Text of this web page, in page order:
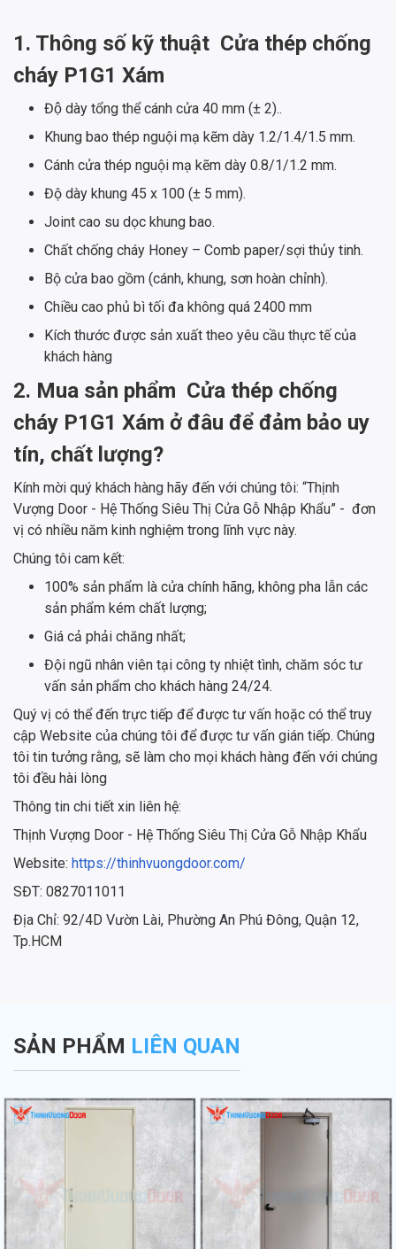
1. Thông số kỹ thuật Cửa thép chống
cháy P1G1 Xám
Độ dày tổng thể cánh cửa 40 mm (± 2)..
Khung bao thép nguội mạ kẽm dày 1.2/1.4/1.5 mm.
Cánh cửa thép nguội mạ kẽm dày 0.8/1/1.2 mm.
Độ dày khung 45 x 100 (± 5 mm).
Joint cao su dọc khung bao.
Chất chống cháy Honey – Comb paper/sợi thủy tinh.
Bộ cửa bao gồm (cánh, khung, sơn hoàn chỉnh).
Chiều cao phủ bì tối đa không quá 2400 mm
Kích thước được sản xuất theo yêu cầu thực tế của
khách hàng
2. Mua sản phẩm Cửa thép chống
cháy P1G1 Xám ở đâu để đảm bảo uy
tín, chất lượng?
Kính mời quý khách hàng hãy đến với chúng tôi: “Thịnh
Vượng Door - Hệ Thống Siêu Thị Cửa Gỗ Nhập Khẩu” - đơn
vị có nhiều năm kinh nghiệm trong lĩnh vực này.
Chúng tôi cam kết:
100% sản phẩm là cửa chính hãng, không pha lẫn các
sản phẩm kém chất lượng;
Giá cả phải chăng nhất;
Đội ngũ nhân viên tại công ty nhiệt tình, chăm sóc tư
vấn sản phẩm cho khách hàng 24/24.
Quý vị có thể đến trực tiếp để được tư vấn hoặc có thể truy
cập Website của chúng tôi để được tư vấn gián tiếp. Chúng
tôi tin tưởng rằng, sẽ làm cho mọi khách hàng đến với chúng
tôi đều hài lòng
Thông tin chi tiết xin liên hệ:
Thịnh Vượng Door - Hệ Thống Siêu Thị Cửa Gỗ Nhập Khẩu
Website: https://thinhvuongdoor.com/
SĐT: 0827011011
Địa Chỉ: 92/4D Vườn Lài, Phường An Phú Đông, Quận 12,
Tp.HCM
SẢN PHẨM LIÊN QUAN